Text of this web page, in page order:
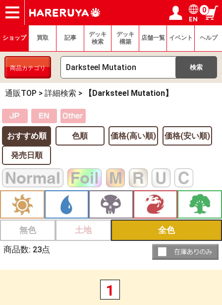
ショップ
買取
記事
デッキ検索
デッキ構築
選手一覧
店舗一覧
イベント
ヘルプ
お問い合わせ ログイン／会員登録
マイページ
EN
0
ショップ 買取 記事
デッキ
検索
デッキ
構築
店舗一覧 イベント ヘルプ
商品カテゴリ
通販TOP > 詳細検索 > 【Darksteel Mutation】
おすすめ順 色順 価格(高い順) 価格(安い順)
発売日順
無色 土地 全色
商品数: 23点
1